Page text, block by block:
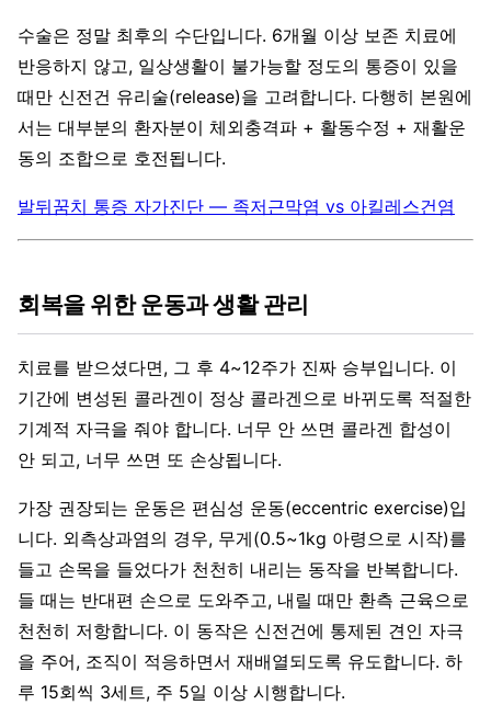
수술은 정말 최후의 수단입니다. 6개월 이상 보존 치료에
반응하지 않고, 일상생활이 불가능할 정도의 통증이 있을
때만 신전건 유리술(release)을 고려합니다. 다행히 본원에
서는 대부분의 환자분이 체외충격파 + 활동수정 + 재활운
동의 조합으로 호전됩니다.
발뒤꿈치 통증 자가진단 — 족저근막염 vs 아킬레스건염
회복을 위한 운동과 생활 관리
치료를 받으셨다면, 그 후 4~12주가 진짜 승부입니다. 이
기간에 변성된 콜라겐이 정상 콜라겐으로 바뀌도록 적절한
기계적 자극을 줘야 합니다. 너무 안 쓰면 콜라겐 합성이
안 되고, 너무 쓰면 또 손상됩니다.
가장 권장되는 운동은 편심성 운동(eccentric exercise)입
니다. 외측상과염의 경우, 무게(0.5~1kg 아령으로 시작)를
들고 손목을 들었다가 천천히 내리는 동작을 반복합니다.
들 때는 반대편 손으로 도와주고, 내릴 때만 환측 근육으로
천천히 저항합니다. 이 동작은 신전건에 통제된 견인 자극
을 주어, 조직이 적응하면서 재배열되도록 유도합니다. 하
루 15회씩 3세트, 주 5일 이상 시행합니다.